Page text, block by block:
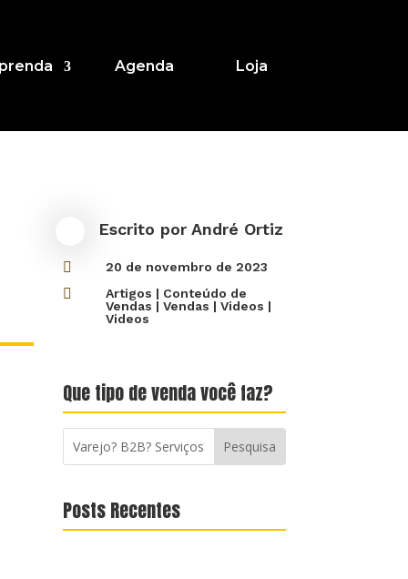
Agenda Loja
Escrito porAndré Ortiz
 20 de novembro de 2023
 Artigos | Conteúdo de
Vendas |Vendas |Videos |
Videos
Que tipo de venda você faz?
Posts Recentes